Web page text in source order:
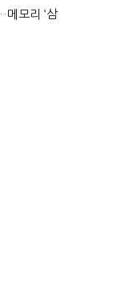
모리 ‘삼